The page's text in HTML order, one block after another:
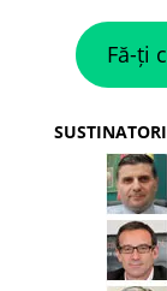
Fă-ți
SUSTINATORI